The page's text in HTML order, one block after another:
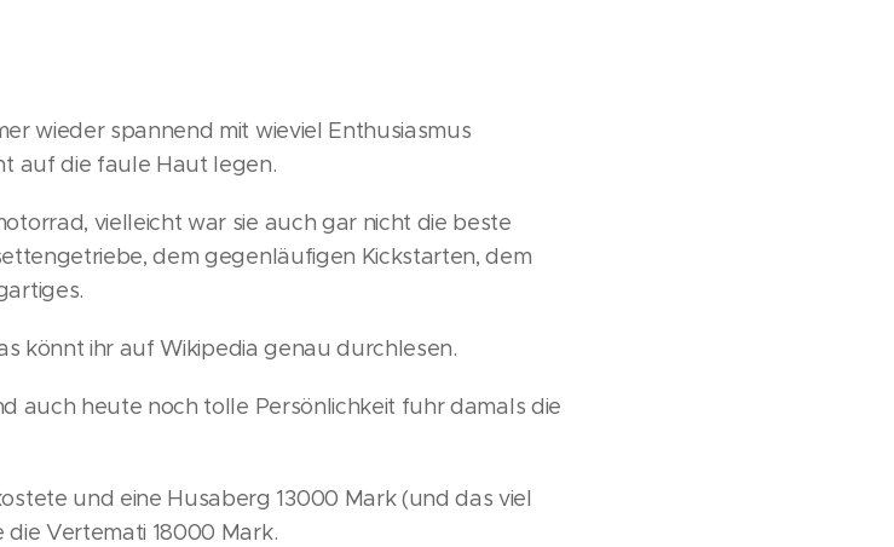
wieder spannend mit wieviel Enthusiasmus
auf die faule Haut legen.
vielleicht war sie auch gar nicht die beste
dem gegenläufigen Kickstarten, dem
könnt ihr auf Wikipedia genau durchlesen.
auch heute noch tolle Persönlichkeit fuhr damals die
und eine Husaberg 13000 Mark (und das viel
Vertemati 18000 Mark.